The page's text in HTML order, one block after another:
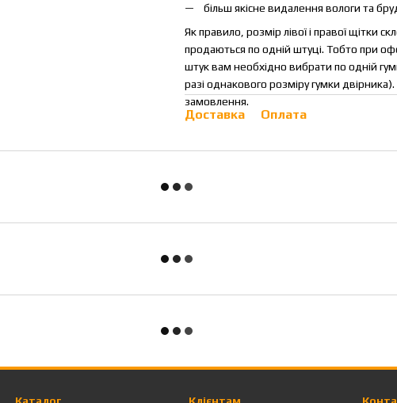
більш якісне видалення вологи та
Як правило, розмір лівої і правої щітки
продаються по одній штуці. Тобто при
штук вам необхідно вибрати по одній
разі однакового розміру гумки
замовлення.
Доставка Оплата